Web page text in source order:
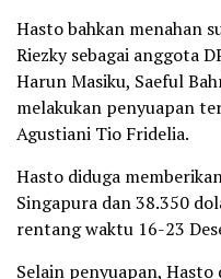
Hasto bahkan menahan
Riezky sebagai anggota
Harun Masiku, Saeful
melakukan penyuapan
Agustiani Tio Fridelia.
Hasto diduga
Singapura dan 38.350
rentang waktu 16-23
Selain penyuapan,